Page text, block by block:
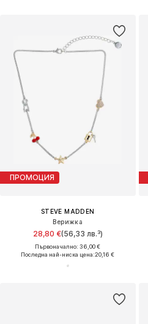
ПРОМОЦИЯ
STEVE MADDEN
Верижка
28,80 €(56,33 лв.³)
Първоначално: 36,00 €
Последна най-ниска цена:20,16 €